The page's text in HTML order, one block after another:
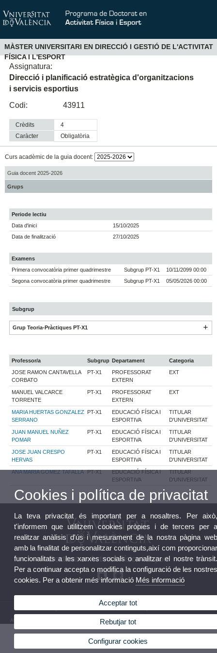
MÀSTER UNIVERSITARI EN DIRECCIÓ I GESTIÓ DE L'ACTIVITAT
FÍSICA I L'ESPORT
Assignatura:
Direcció i planificació estratègica d'organitzacions
i servicis esportius
Codi:
43911
Crèdits
4
Caràcter
obligatòria
Curs acadèmic de la guia docent:
Guia docent 2025-2026
Grups
Periode lectiu
Data d'inici
15/10/2025
Data de finalització
27/10/2025
Examens
Primera convocatòria primer quadrimestre
Subgrup PT-X1
10/11/2099 00:00
Segona convocatòria primer quadrimestre
Subgrup PT-X1 05/05/2026 00:00
Subgrup
Grup Teoria-Pràctiques PT-X1
Professor/a Subgrup Departament
Categoria
JOSE RAMON CANTAVELLA
CORBATO
PT-X1
PROFESSORAT
EXTERN
EXT
MANUEL VALCARCE
TORRENTE
PT-X1
PROFESSORAT
EXTERN
EXT
MARIA HUERTAS GONZALEZ
SERRANO
PT-X1
EDUCACIÓ FÍSICA I
ESPORTIVA
TITULAR
D'UNIVERSITAT
JUAN MANUEL NUÑEZ
POMAR
PT-X1
EDUCACIÓ FÍSICA I
ESPORTIVA
TITULAR
D'UNIVERSITAT
JOSE JUAN CRESPO
HERVAS
PT-X1
EDUCACIÓ FÍSICA I
ESPORTIVA
TITULAR
D'UNIVERSITAT
ANA MARIA GOMEZ TAFALLA PT-X1
EDUCACIÓ FÍSICA I
ESPORTIVA
TITULAR
D'UNIVERSITAT
Doctorat en Activitat Física i Esport
Avís legal Política privacitat|Cookies|Transparència
Cookies i política de privacitat
La teva privacitat és important per a nosaltres. Per
t'informem que utilitzem cookies pròpies i de tercers per
realitzar anàlisis d'ús i mesurament de la nostra pàgina
amb la finalitat de personalitzar continguts,així com
funcionalitats a les xarxes socials o analitzar el nostre
Per a continuar accepta o modifica la configuració de les
cookies. Per a obtenir més informació Més informació
Acceptar tot
Rebutjar tot
Configurar cookies